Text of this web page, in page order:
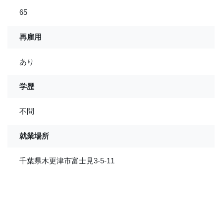
65
再雇用
あり
学歴
不問
就業場所
千葉県木更津市富士見3-5-11